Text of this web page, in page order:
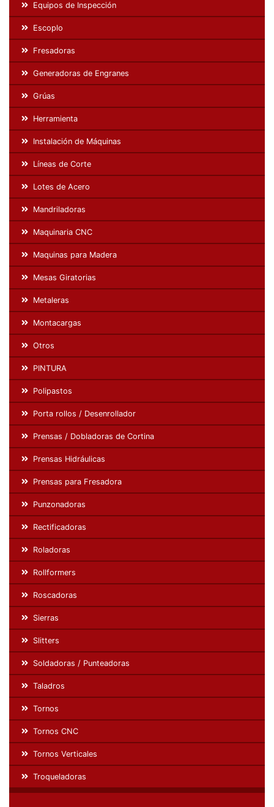
Equipos de Inspección
Escoplo
Fresadoras
Generadoras de Engranes
Grúas
Herramienta
Instalación de Máquinas
Líneas de Corte
Lotes de Acero
Mandriladoras
Maquinaria CNC
Maquinas para Madera
Mesas Giratorias
Metaleras
Montacargas
Otros
PINTURA
Polipastos
Porta rollos / Desenrollador
Prensas / Dobladoras de Cortina
Prensas Hidráulicas
Prensas para Fresadora
Punzonadoras
Rectificadoras
Roladoras
Rollformers
Roscadoras
Sierras
Slitters
Soldadoras / Punteadoras
Taladros
Tornos
Tornos CNC
Tornos Verticales
Troqueladoras